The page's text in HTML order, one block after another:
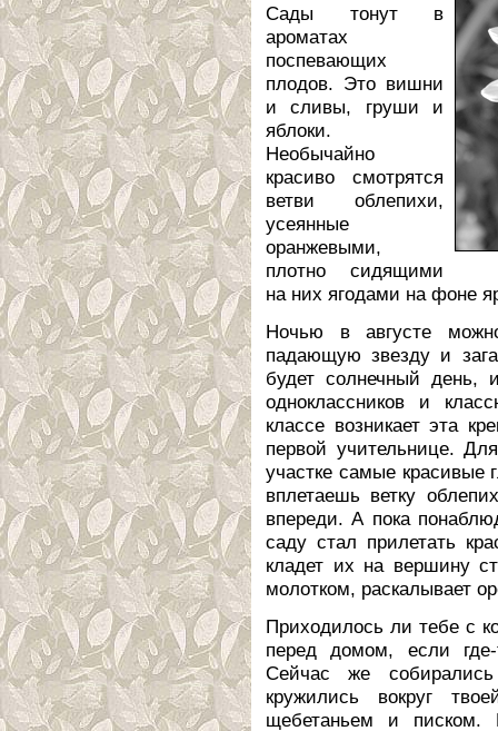
Сады тонут в
ароматах
поспевающих
плодов. Это вишни
и сливы, груши и
яблоки.
Необычайно
красиво смотрятся
ветви облепихи,
усеянные
оранжевыми,
плотно сидящими
на них ягодами на фоне
Ночью в августе
падающую звезду и
будет солнечный
одноклассников и
классе возникает эта
первой учительнице.
участке самые красивые
вплетаешь ветку
впереди. А пока
саду стал прилетать
кладет их на вершину
молотком, раскалывает
Приходилось ли тебе с
перед домом, если
Сейчас же
кружились вокруг
щебетаньем и писком.